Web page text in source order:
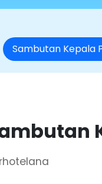
Sambutan Kepala